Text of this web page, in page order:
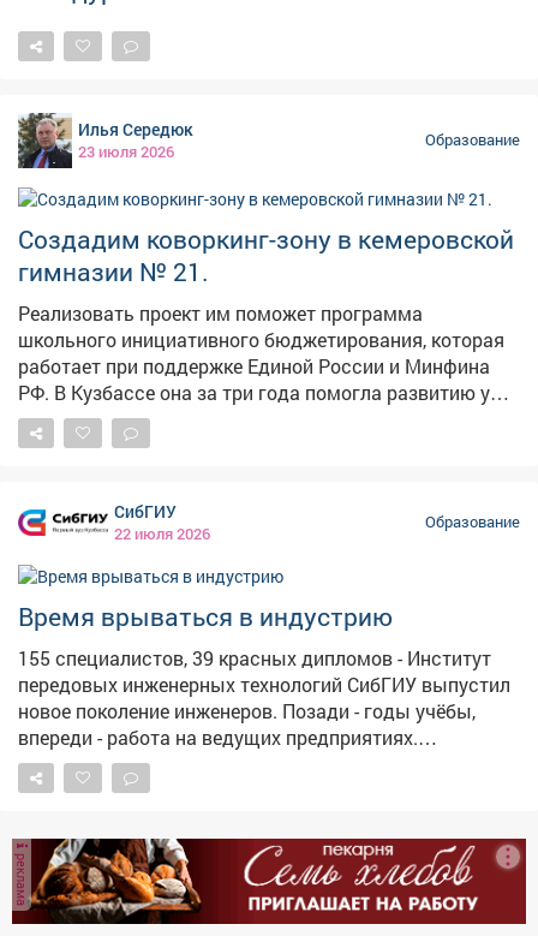
президентского объекта - Музейно-театрального
комплекса в Кемерово. Мы обязательно продолжим
развивать сотрудничество со школой Табакова и
Будем создавать новые возможности развития для
нашей молодежи.
Илья Середюк
23 июля 2026
Образование
Создадим коворкинг-зону в кемеровской
гимназии № 21.
Реализовать проект им поможет программа
школьного инициативного бюджетирования, которая
работает при поддержке Единой России и Минфина
РФ. В Кузбассе она за три года помогла развитию уже
70 школ - созданы новые зоны отдыха, музыкальные
и медиастудии, музеи боевой славы и истории.
модернизируются по запросу самих школьников. Это
позволяет ребятам предлагать собственные
государства. Тем самым - воспитываются
ответственные граждане, которые не просто ждут
изменений к лучшему, но и готовы сами работать ради
них.
СибГИУ
22 июля 2026
Образование
Время врываться в индустрию
155 специалистов, 39 красных дипломов - Институт
передовых инженерных технологий СибГИУ выпустил
новое поколение инженеров. Позади - годы учёбы,
впереди - работа на ведущих предприятиях.
Металлурги, IT-специалисты, теплоэнергетики,
мехатроники, робототехники, чертёжники-
промышленном регионе. А выпускников «Цифровой
металлургии» уже ждут на ЕВРАЗ ЗСМК! Первый
выпуск инженеров-механиков здесь состоялся ещё в
1944 году. Сегодня ИПИТ - это современное
реклама